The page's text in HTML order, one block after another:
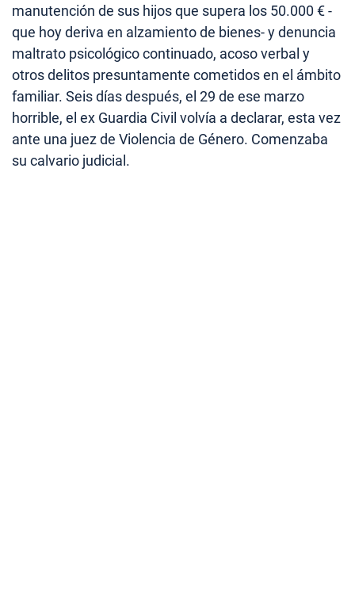
manutención de sus hijos que supera los 50.000 € -
que hoy deriva en alzamiento de bienes- y denuncia
maltrato psicológico continuado, acoso verbal y
otros delitos presuntamente cometidos en el ámbito
familiar. Seis días después, el 29 de ese marzo
horrible, el ex Guardia Civil volvía a declarar, esta vez
ante una juez de Violencia de Género. Comenzaba
su calvario judicial.